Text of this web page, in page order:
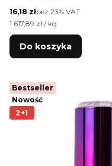
Cena netto
16,18 złbez 23% VAT
Cena jednostkowa netto
1 617,89 zł / kg
Do koszyka
Bestseller
Nowość
2+1